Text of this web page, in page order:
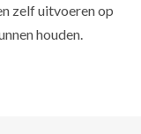
zelf uitvoeren op
houden.